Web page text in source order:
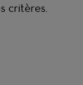
critères.